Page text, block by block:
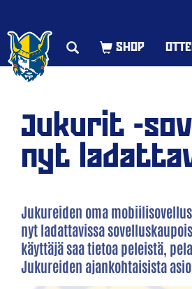
Jukurit -
nyt
Jukureiden oma
nyt ladattavissa
käyttäjä saa tietoa peleistä,
Jukureiden ajankohtaisista